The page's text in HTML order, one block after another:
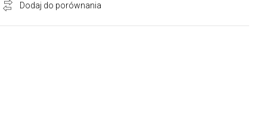
Dodaj do porównania